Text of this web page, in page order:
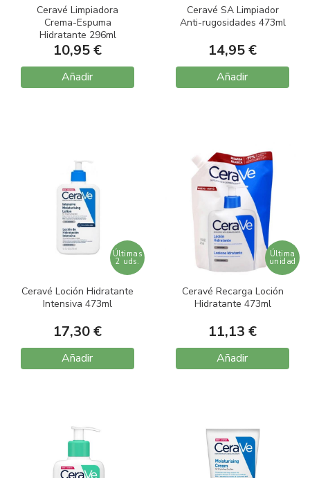
Ceravé Limpiadora
Crema-Espuma
Hidratante 296ml
10,95 €
Añadir
Ceravé SA Limpiador
Anti-rugosidades 473ml
14,95 €
Añadir
Últimas
2 uds.
Ceravé Loción Hidratante
Intensiva 473ml
17,30 €
Añadir
Última
unidad
Ceravé Recarga Loción
Hidratante 473ml
11,13 €
Añadir